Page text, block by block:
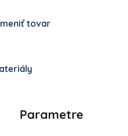
tovar
Parametre